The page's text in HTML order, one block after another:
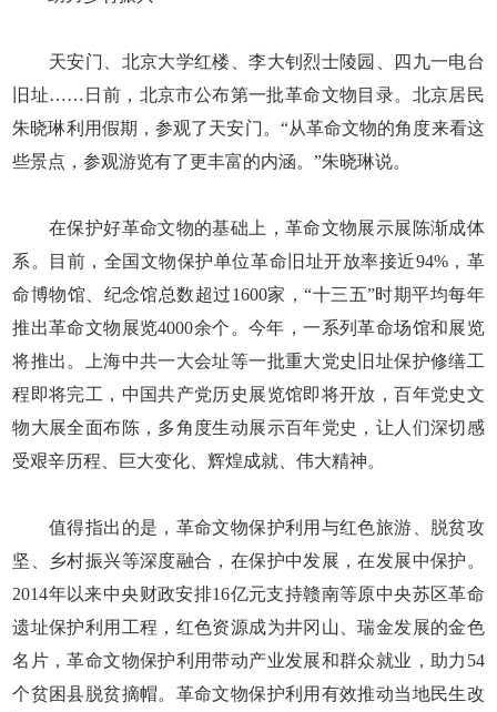
天安门、北京大学红楼、李大钊烈士陵园、四九一电台
旧址……日前，北京市公布第一批革命文物目录。北京居民
朱晓琳利用假期，参观了天安门。“从革命文物的角度来看这
些景点，参观游览有了更丰富的内涵。”朱晓琳说。
在保护好革命文物的基础上，革命文物展示展陈渐成体
系。目前，全国文物保护单位革命旧址开放率接近94%，革
命博物馆、纪念馆总数超过1600家，“十三五”时期平均每年
推出革命文物展览4000余个。今年，一系列革命场馆和展览
将推出。上海中共一大会址等一批重大党史旧址保护修缮工
程即将完工，中国共产党历史展览馆即将开放，百年党史文
物大展全面布陈，多角度生动展示百年党史，让人们深切感
受艰辛历程、巨大变化、辉煌成就、伟大精神。
值得指出的是，革命文物保护利用与红色旅游、脱贫攻
坚、乡村振兴等深度融合，在保护中发展，在发展中保护。
2014年以来中央财政安排16亿元支持赣南等原中央苏区革命
遗址保护利用工程，红色资源成为井冈山、瑞金发展的金色
名片，革命文物保护利用带动产业发展和群众就业，助力54
个贫困县脱贫摘帽。革命文物保护利用有效推动当地民生改